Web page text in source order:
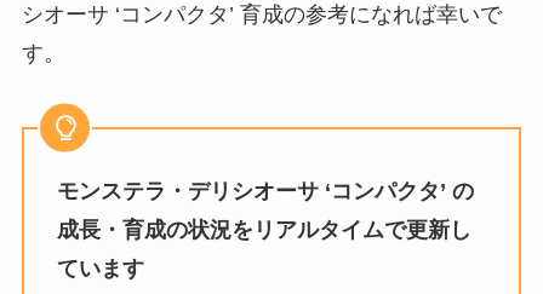
シオーサ ‘コンパクタ’ 育成の参考になれば幸いで
す。
モンステラ・デリシオーサ ‘コンパクタ’ の
成長・育成の状況をリアルタイムで更新し
ています